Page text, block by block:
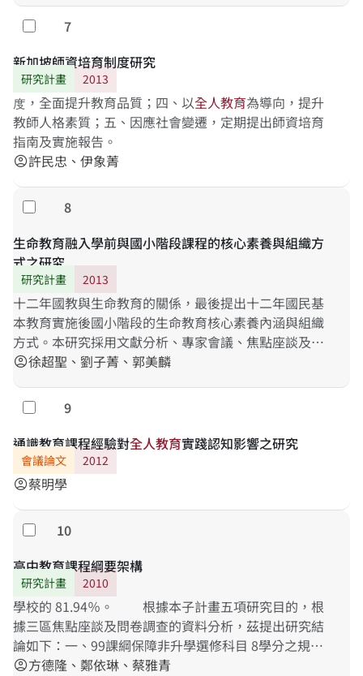
勾選
7
新加坡師資培育制度研究
研究計畫 2013
度，全面提升教育品質；四、以全人教育為導向，提升
教師人格素質；五、因應社會變遷，定期提出師資培育
指南及實施報告。
account_circle許民忠、伊象菁
勾選
8
生命教育融入學前與國小階段課程的核心素養與組織方
式之研究
研究計畫 2013
十二年國教與生命教育的關係，最後提出十二年國民基
本教育實施後國小階段的生命教育核心素養內涵與組織
方式。本研究採用文獻分析、專家會議、焦點座談及分
區座談等方法，最後提出以「
account_circle徐超聖、劉子菁、郭美麟
勾選
9
通識教育課程經驗對全人教育實踐認知影響之研究
會議論文 2012
account_circle蔡明學
勾選
10
高中教育課程綱要架構
研究計畫 2010
學校的 81.94％。 根據本子計畫五項研究目的，根
據三區焦點座談及問卷調查的資料分析，茲提出研究結
論如下：一、99課綱保障非升學選修科目 8學分之規定
有助於達成高中兼顧升學導向、
account_circle方德隆、鄭依琳、蔡雅青